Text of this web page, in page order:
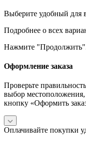
Выберите удобный для
Подробнее о всех
Нажмите
Оформление заказа
Проверьте
выбор
кнопку «Оформить
Оплачивайте покупки